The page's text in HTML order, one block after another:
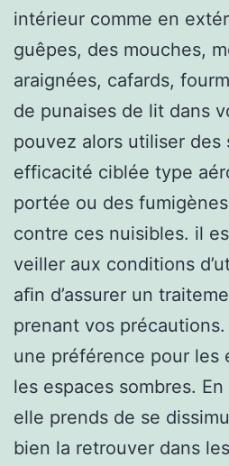
intérieur comme en
guêpes, des mouches,
araignées, cafards,
de punaises de lit dans
pouvez alors utiliser des
efficacité ciblée type
portée ou des
contre ces nuisibles. il
veiller aux conditions
aﬁn d’assurer un
prenant vos
une préférence pour les
les espaces sombres.
elle prends de se
bien la retrouver dans